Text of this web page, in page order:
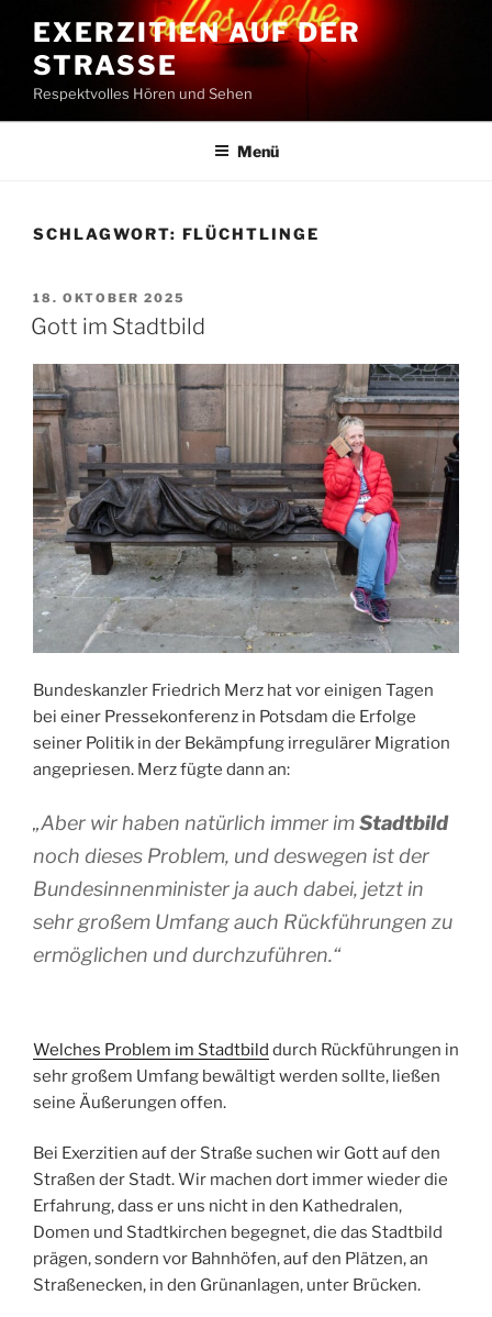
Inhalt
springen
EXERZITIEN AUF DER
STRASSE
Respektvolles Hören und Sehen
Menü
SCHLAGWORT: FLÜCHTLINGE
VERÖFFENTLICHT
AM
18. OKTOBER 2025
Gott im Stadtbild
Bundeskanzler Friedrich Merz hat vor einigen Tagen
bei einer Pressekonferenz in Potsdam die Erfolge
seiner Politik in der Bekämpfung irregulärer Migration
angepriesen. Merz fügte dann an:
„Aber wir haben natürlich immer imStadtbild
noch dieses Problem, und deswegen ist der
Bundesinnenminister ja auch dabei, jetzt in
sehr großem Umfang auch Rückführungen zu
ermöglichen und durchzuführen.“
Welches Problem im Stadtbild durch Rückführungen in
sehr großem Umfang bewältigt werden sollte, ließen
seine Äußerungen offen.
Bei Exerzitien auf der Straße suchen wir Gott auf den
Straßen der Stadt. Wir machen dort immer wieder die
Erfahrung, dass er uns nicht in den Kathedralen,
Domen und Stadtkirchen begegnet, die das Stadtbild
prägen, sondern vor Bahnhöfen, auf den Plätzen, an
Straßenecken, in den Grünanlagen, unter Brücken.